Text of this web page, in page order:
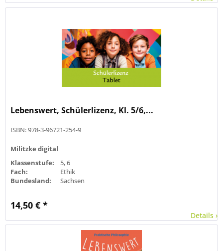
Lebenswert, Schülerlizenz, Kl. 5/6,...
ISBN: 978-3-96721-254-9
Militzke digital
Klassenstufe:
5, 6
Fach:
Ethik
Bundesland:
Sachsen
14,50 € *
Details ›